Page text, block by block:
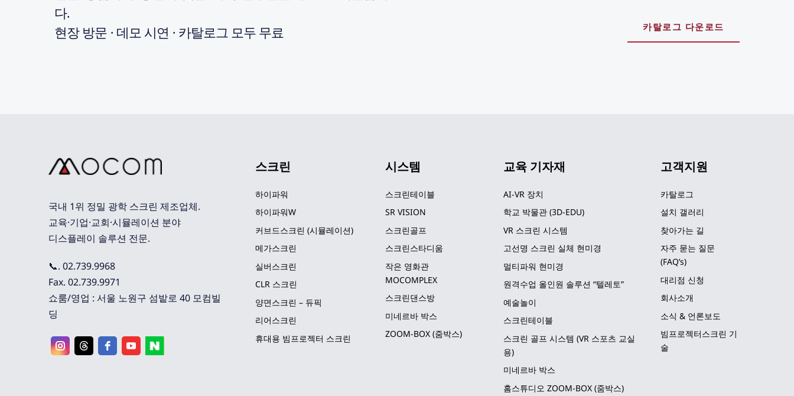
다.
현장 방문 · 데모 시연 · 카탈로그 모두 무료
카탈로그 다운로드
국내 1위 정밀 광학 스크린 제조업체.
교육·기업·교회·시뮬레이션 분야
디스플레이 솔루션 전문.
📞. 02.739.9968
Fax. 02.739.9971
쇼룸/영업 : 서울 노원구 섬밭로 40 모컴빌
딩
스크린
하이파워
하이파워W
커브드스크린 (시뮬레이션)
메가스크린
실버스크린
CLR 스크린
양면스크린 – 듀픽
리어스크린
휴대용 빔프로젝터 스크린
시스템
스크린테이블
SR VISION
스크린골프
스크린스타디움
작은 영화관
MOCOMPLEX
스크린댄스방
미네르바 박스
ZOOM-BOX (줌박스)
교육 기자재
AI-VR 장치
학교 박물관 (3D-EDU)
VR 스크린 시스템
고선명 스크린 실체 현미경
멀티파워 현미경
원격수업 올인원 솔루션 “텔레토”
예술놀이
스크린테이블
스크린 골프 시스템 (VR 스포츠 교실
용)
미네르바 박스
홈스튜디오 ZOOM-BOX (줌박스)
고객지원
카탈로그
설치 갤러리
찾아가는 길
자주 묻는 질문
(FAQ’s)
대리점 신청
회사소개
소식 & 언론보도
빔프로젝터스크린 기
술